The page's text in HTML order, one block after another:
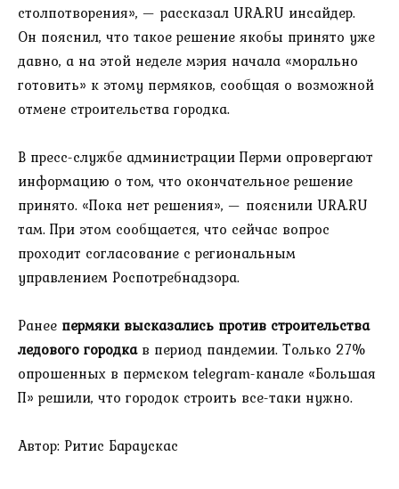
столпотворения», — рассказал URA.RU инсайдер.
Он пояснил, что такое решение якобы принято уже
давно, а на этой неделе мэрия начала «морально
готовить» к этому пермяков, сообщая о возможной
отмене строительства городка.
В пресс-службе администрации Перми опровергают
информацию о том, что окончательное решение
принято. «Пока нет решения», — пояснили URA.RU
там. При этом сообщается, что сейчас вопрос
проходит согласование с региональным
управлением Роспотребнадзора.
Ранее пермяки высказались против строительства
ледового городкав период пандемии. Только 27%
опрошенных в пермском telegram-канале «Большая
П» решили, что городок строить все-таки нужно.
Автор: Ритис Бараускас